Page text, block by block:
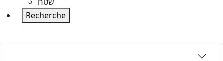
Recherche